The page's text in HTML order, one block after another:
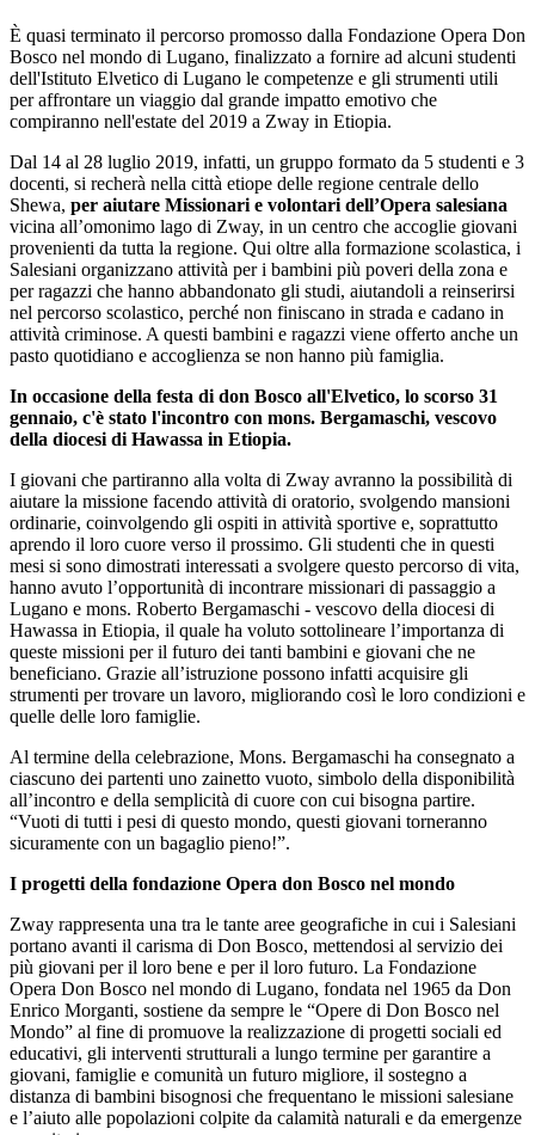
È quasi terminato il percorso promosso dalla Fondazione Opera Don
Bosco nel mondo di Lugano, finalizzato a fornire ad alcuni studenti
dell'Istituto Elvetico di Lugano le competenze e gli strumenti utili
per affrontare un viaggio dal grande impatto emotivo che
compiranno nell'estate del 2019 a Zway in Etiopia.
Dal 14 al 28 luglio 2019, infatti, un gruppo formato da 5 studenti e 3
docenti, si recherà nella città etiope delle regione centrale dello
Shewa, per aiutare Missionari e volontari dell’Opera salesiana
vicina all’omonimo lago di Zway, in un centro che accoglie giovani
provenienti da tutta la regione. Qui oltre alla formazione scolastica, i
Salesiani organizzano attività per i bambini più poveri della zona e
per ragazzi che hanno abbandonato gli studi, aiutandoli a reinserirsi
nel percorso scolastico, perché non finiscano in strada e cadano in
attività criminose. A questi bambini e ragazzi viene offerto anche un
pasto quotidiano e accoglienza se non hanno più famiglia.
In occasione della festa di don Bosco all'Elvetico, lo scorso 31
gennaio, c'è stato l'incontro con mons. Bergamaschi, vescovo
della diocesi di Hawassa in Etiopia.
I giovani che partiranno alla volta di Zway avranno la possibilità di
aiutare la missione facendo attività di oratorio, svolgendo mansioni
ordinarie, coinvolgendo gli ospiti in attività sportive e, soprattutto
aprendo il loro cuore verso il prossimo. Gli studenti che in questi
mesi si sono dimostrati interessati a svolgere questo percorso di vita,
hanno avuto l’opportunità di incontrare missionari di passaggio a
Lugano e mons. Roberto Bergamaschi - vescovo della diocesi di
Hawassa in Etiopia, il quale ha voluto sottolineare l’importanza di
queste missioni per il futuro dei tanti bambini e giovani che ne
beneficiano. Grazie all’istruzione possono infatti acquisire gli
strumenti per trovare un lavoro, migliorando così le loro condizioni e
quelle delle loro famiglie.
Al termine della celebrazione, Mons. Bergamaschi ha consegnato a
ciascuno dei partenti uno zainetto vuoto, simbolo della disponibilità
all’incontro e della semplicità di cuore con cui bisogna partire.
“Vuoti di tutti i pesi di questo mondo, questi giovani torneranno
sicuramente con un bagaglio pieno!”.
I progetti della fondazione Opera don Bosco nel mondo
Zway rappresenta una tra le tante aree geografiche in cui i Salesiani
portano avanti il carisma di Don Bosco, mettendosi al servizio dei
più giovani per il loro bene e per il loro futuro. La Fondazione
Opera Don Bosco nel mondo di Lugano, fondata nel 1965 da Don
Enrico Morganti, sostiene da sempre le “Opere di Don Bosco nel
Mondo” al fine di promuove la realizzazione di progetti sociali ed
educativi, gli interventi strutturali a lungo termine per garantire a
giovani, famiglie e comunità un futuro migliore, il sostegno a
distanza di bambini bisognosi che frequentano le missioni salesiane
e l’aiuto alle popolazioni colpite da calamità naturali e da emergenze